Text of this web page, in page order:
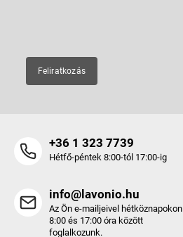
Feliratkozás
+36 1 323 7739
Hétfő-péntek 8:00-tól 17:00-ig
info@lavonio.hu
Az Ön e-mailjeivel hétköznapokon
8:00 és 17:00 óra között
foglalkozunk.